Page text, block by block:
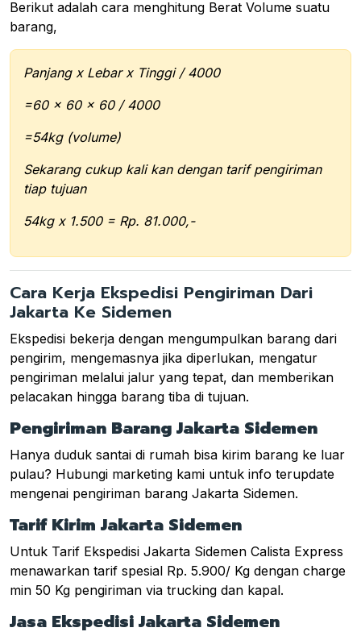
Berikut adalah cara menghitung Berat Volume suatu
barang,
Panjang x Lebar x Tinggi / 4000
=60 x 60 x 60 / 4000
=54kg (volume)
Sekarang cukup kali kan dengan tarif pengiriman
tiap tujuan
54kg x 1.500 = Rp. 81.000,-
Cara Kerja Ekspedisi Pengiriman Dari
Jakarta Ke Sidemen
Ekspedisi bekerja dengan mengumpulkan barang dari
pengirim, mengemasnya jika diperlukan, mengatur
pengiriman melalui jalur yang tepat, dan memberikan
pelacakan hingga barang tiba di tujuan.
Pengiriman Barang Jakarta Sidemen
Hanya duduk santai di rumah bisa kirim barang ke luar
pulau? Hubungi marketing kami untuk info terupdate
mengenai pengiriman barang Jakarta Sidemen.
Tarif Kirim Jakarta Sidemen
Untuk Tarif Ekspedisi Jakarta Sidemen Calista Express
menawarkan tarif spesial Rp. 5.900/ Kg dengan charge
min 50 Kg pengiriman via trucking dan kapal.
Jasa Ekspedisi Jakarta Sidemen